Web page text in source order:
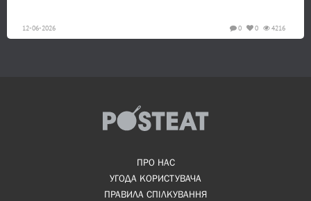
12-06-2026 4216
0
0
ПРО НАС
УГОДА КОРИСТУВАЧА
ПРАВИЛА СПІЛКУВАННЯ